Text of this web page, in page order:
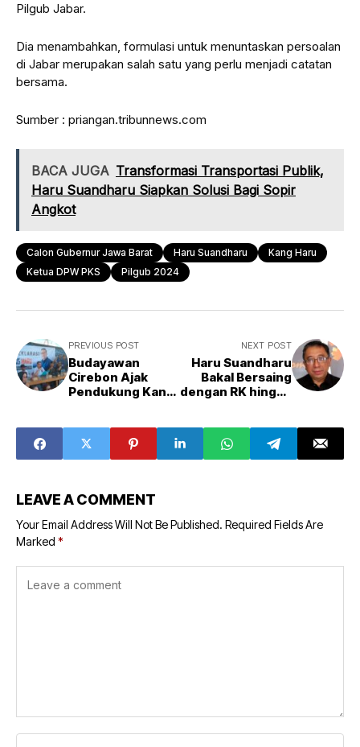
Pilgub Jabar.
Dia menambahkan, formulasi untuk menuntaskan persoalan
di Jabar merupakan salah satu yang perlu menjadi catatan
bersama.
Sumber : priangan.tribunnews.com
BACA JUGA Transformasi Transportasi Publik,
Haru Suandharu Siapkan Solusi Bagi Sopir
Angkot
Calon Gubernur Jawa Barat Haru Suandharu
Kang Haru
Ketua DPW PKS
Pilgub 2024
PREVIOUS POST
Budayawan
Cirebon Ajak
Pendukung Kang
Tolak Politik Uang
NEXT POST
Haru Suandharu
Bakal Bersaing
dengan RK hingga
LEAVE A COMMENT
Your Email Address Will Not Be Published. Required Fields Are
Marked *